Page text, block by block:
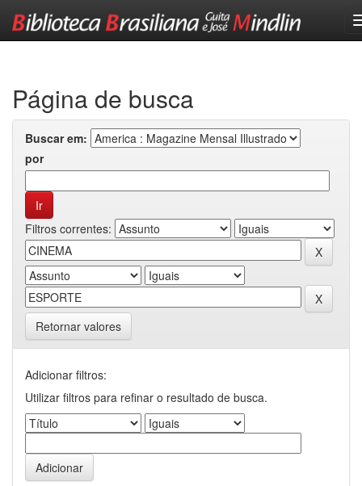
Página de busca
Buscar em:
por
Filtros correntes:
Retornar valores
Adicionar filtros:
Utilizar filtros para refinar o resultado de busca.